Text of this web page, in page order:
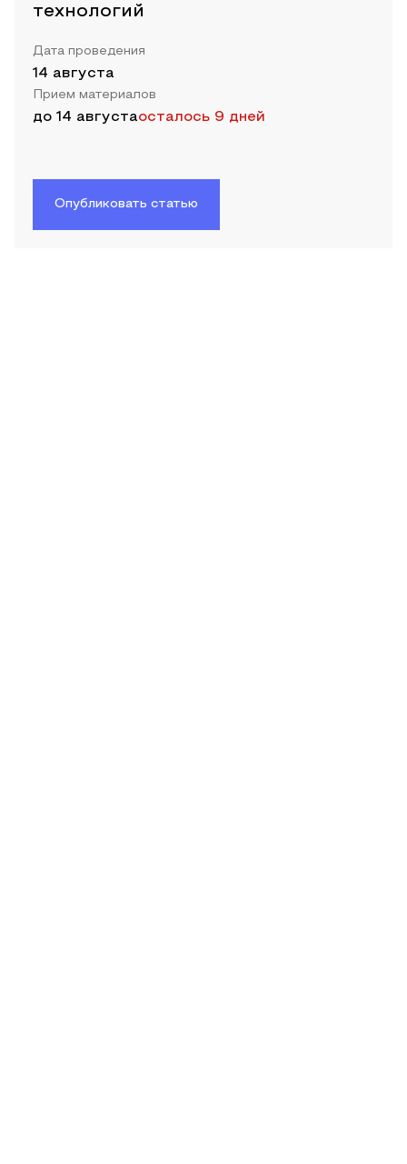
технологий
Дата проведения
14 августа
Прием материалов
до 14 августаосталось 9 дней
Опубликовать статью